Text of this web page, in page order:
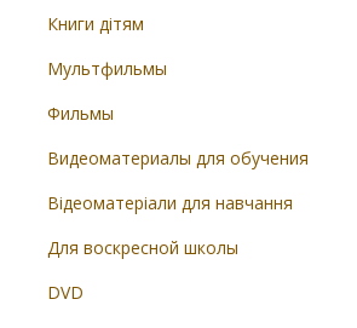
Книги дітям
Мультфильмы
Фильмы
Видеоматериалы для обучения
Відеоматеріали для навчання
Для воскресной школы
DVD